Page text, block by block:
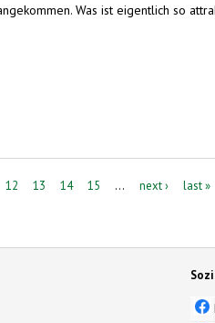
Was ist eigentlich so
12 13 14 15 … next › last »